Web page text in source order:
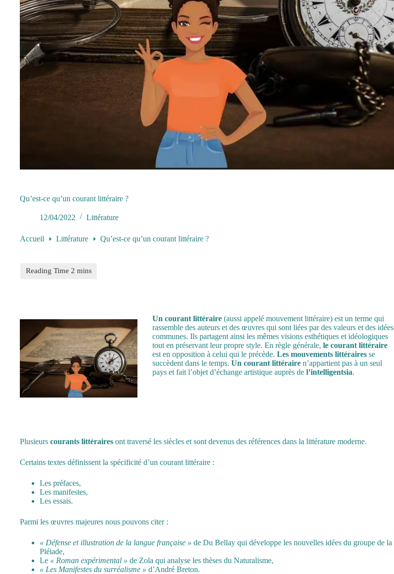
Qu’est-ce qu’un courant littéraire ?
12/04/2022 Littérature
Accueil Littérature Qu’est-ce qu’un courant littéraire ?
Un courant littéraire(aussi appelé mouvement littéraire) est un terme qui
rassemble des auteurs et des œuvres qui sont liées par des valeurs et des idées
communes. Ils partagent ainsi les mêmes visions esthétiques et idéologiques
tout en préservant leur propre style. En règle générale, le courant littéraire
est en opposition à celui qui le précède. Les mouvements littérairesse
succèdent dans le temps. Un courant littérairen’appartient pas à un seul
pays et fait l’objet d’échange artistique auprès de l’intelligentsia.
Plusieurs courants littéraires ont traversé les siècles et sont devenus des références dans la littérature moderne.
Certains textes définissent la spécificité d’un courant littéraire :
Les préfaces,
Les manifestes,
Les essais.
Parmi les œuvres majeures nous pouvons citer :
« Défense et illustration de la langue française » de Du Bellay qui développe les nouvelles idées du groupe de la
Pléiade,
Le « Roman expérimental » de Zola qui analyse les thèses du Naturalisme,
« Les Manifestes du surréalisme » d’André Breton.